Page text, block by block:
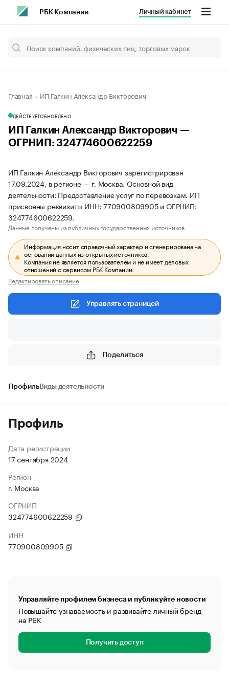
РБК Компании Личный кабинет
Главная ИП Галкин Александр Викторович
ДЕЙСТВУЕТОБНОВЛЕНО
ИП Галкин Александр Викторович —
ОГРНИП: 324774600622259
ИП Галкин Александр Викторович зарегистрирован
17.09.2024, в регионе — г. Москва. Основной вид
деятельности: Предоставление услуг по перевозкам. ИП
присвоены реквизиты ИНН: 770900809905 и ОГРНИП:
324774600622259.
Данные получены из публичных государственных источников.
Информация носит справочный характер и сгенерирована на
основании данных из открытых источников.
Компания не является пользователем и не имеет деловых
отношений с сервисом РБК Компании.
Редактировать описание
Управлять страницей
Поделиться
ПрофильВиды деятельности
Профиль
Дата регистрации
17 сентября 2024
Регион
г. Москва
ОГРНИП
324774600622259
ИНН
770900809905
Управляйте профилем бизнеса и публикуйте новости
Повышайте узнаваемость и развивайте личный бренд
на РБК
Получить доступ